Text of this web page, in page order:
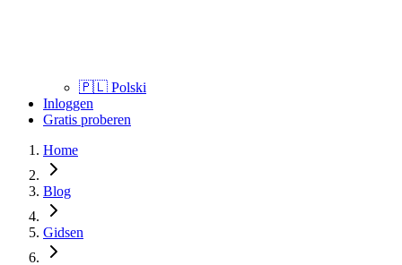
🇵🇱 Polski
Inloggen
Gratis proberen
Home
Blog
Gidsen